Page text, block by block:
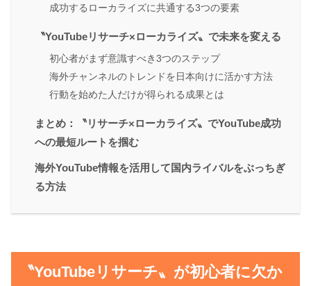
成功するローカライズに共通する3つの要素
〝YouTubeリサーチ×ローカライズ〟で未来を変える
初心者がまず意識すべき3つのステップ
海外チャンネルのトレンドを日本向けに活かす方法
行動を始めた人だけが得られる成果とは
まとめ：〝リサーチ×ローカライズ〟でYouTube成功
への最短ルートを掴む
海外YouTube情報を活用して国内ライバルをぶっちぎ
る方法
〝YouTubeリサーチ〟が初心者に欠か